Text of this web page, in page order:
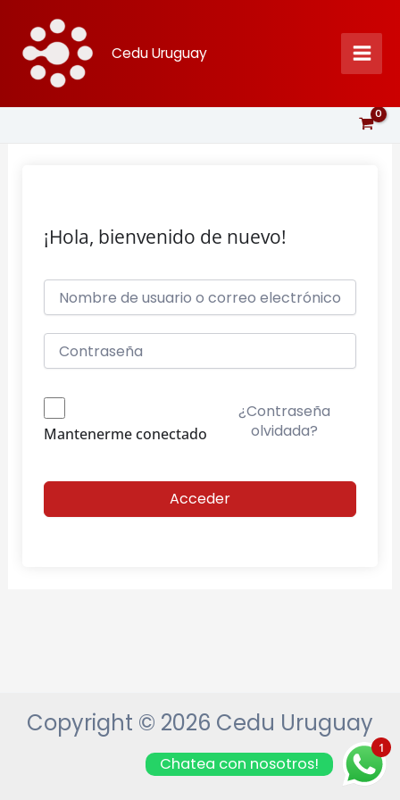
contenido
Cedu Uruguay
¡Hola, bienvenido de nuevo!
Mantenerme conectado
¿Contraseña
olvidada?
Acceder
Copyright © 2026 Cedu Uruguay
1
Chatea con nosotros!